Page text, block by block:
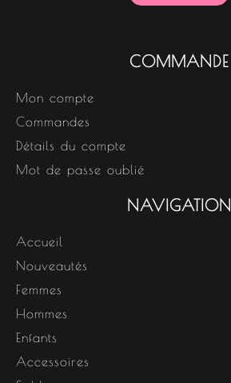
COMMANDE
Mon compte
Commandes
Détails du compte
Mot de passe oublié
NAVIGATION
Accueil
Nouveautés
Femmes
Hommes
Enfants
Accessoires